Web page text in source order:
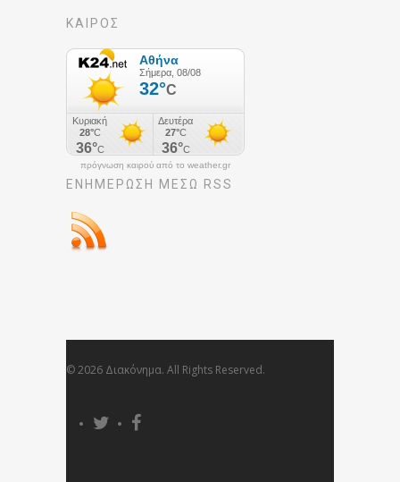
ΚΑΙΡΟΣ
πρόγνωση καιρού από το weather.gr
ΕΝΗΜΈΡΩΣΉ ΜΕΣΩ RSS
© 2026 Διακόνημα. All Rights Reserved.